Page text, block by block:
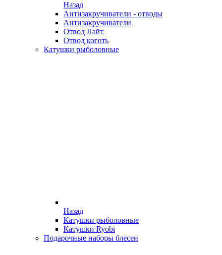
Назад
Антизакручиватели - отводы
Антизакручиватели
Отвод Лайт
Отвод коготь
Катушки рыболовные
Назад
Катушки рыболовные
Катушки Ryobi
Подарочные наборы блесен